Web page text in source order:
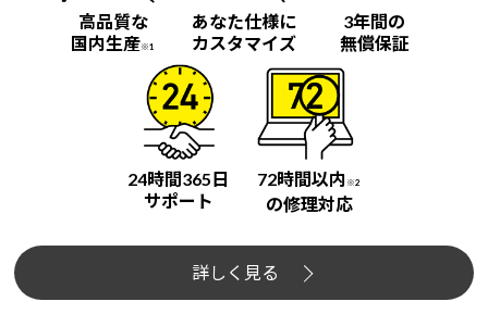
高品質な
国内生産※1
あなた仕様に
カスタマイズ
3年間の
無償保証
24時間365日
サポート
72時間以内 ※2
の修理対応
詳しく見る